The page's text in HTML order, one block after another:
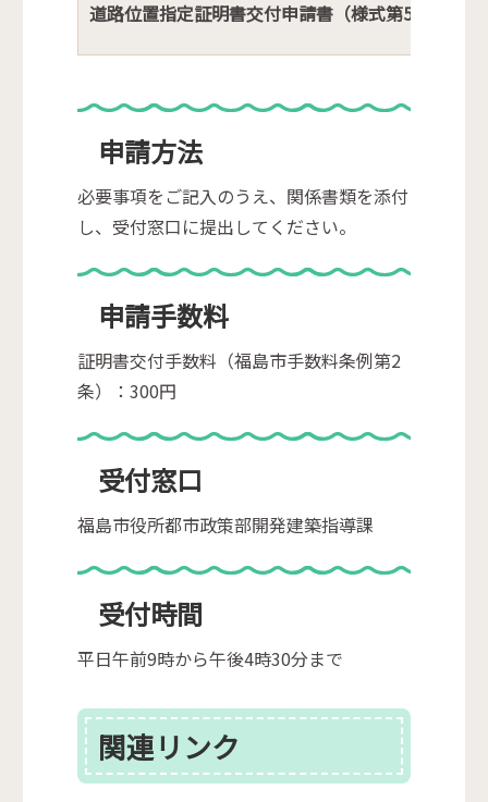
道路位置指定証明書交付申請書（様式第5号）
申請方法
必要事項をご記入のうえ、関係書類を添付
し、受付窓口に提出してください。
申請手数料
証明書交付手数料（福島市手数料条例第2
条）：300円
受付窓口
福島市役所都市政策部開発建築指導課
受付時間
平日午前9時から午後4時30分まで
関連リンク